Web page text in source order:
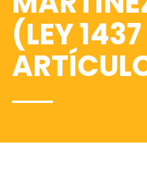
(LEY